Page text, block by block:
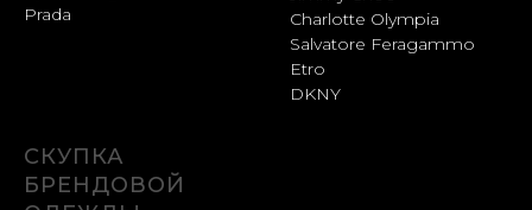
Prada
Charlotte Olympia
Salvatore Feragammo
Etro
DKNY
СКУПКА
БРЕНДОВОЙ